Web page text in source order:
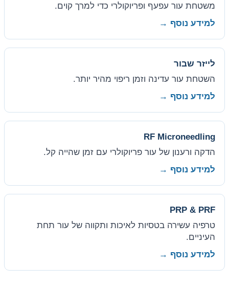
משטחת עור עפעף ופריוקולרי כדי למרך קוים.
למידע נוסף →
לייזר שבור
השטחת עור עדינה וזמן ריפוי מהיר יותר.
למידע נוסף →
RF Microneedling
הדקה ורענון של עור פריוקולרי עם זמן שהייה קל.
למידע נוסף →
PRP & PRF
טרפיה עשירה בטסיות לאיכות ותקווה של עור תחת
העיניים.
למידע נוסף →